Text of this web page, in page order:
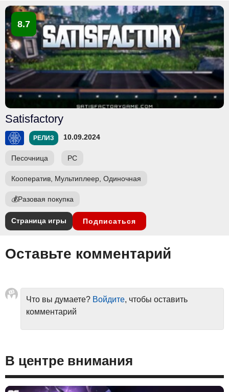
8.7
Satisfactory
РЕЛИЗ 10.09.2024
Песочница PC
Кооператив, Мультиплеер, Одиночная
💰Разовая покупка
Страница игры Подписаться
Оставьте комментарий
Что вы думаете? Войдите, чтобы оставить
комментарий
В центре внимания